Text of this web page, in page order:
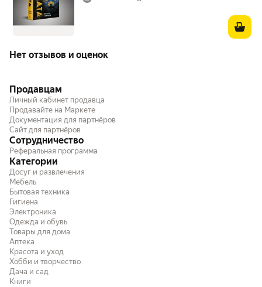
Нет отзывов и оценок
Продавцам
Личный кабинет продавца
Продавайте на Маркете
Документация для партнёров
Сайт для партнёров
Сотрудничество
Реферальная программа
Категории
Досуг и развлечения
Мебель
Бытовая техника
Гигиена
Электроника
Одежда и обувь
Товары для дома
Аптека
Красота и уход
Хобби и творчество
Дача и сад
Книги